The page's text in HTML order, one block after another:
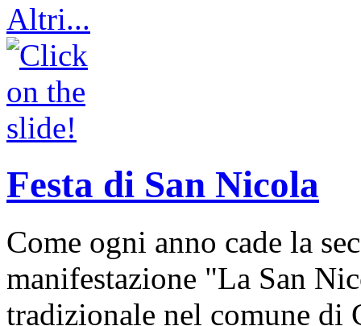
Altri...
Festa di San Nicola
Come ogni anno cade la
manifestazione "La San
tradizionale nel comune di